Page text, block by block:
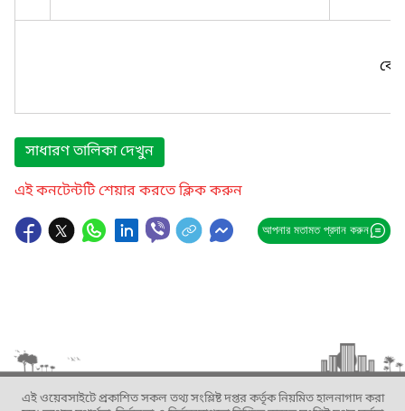
সাধারণ তালিকা দেখুন
এই কনটেন্টটি শেয়ার করতে ক্লিক করুন
আপনার মতামত প্রদান করুন
এই ওয়েবসাইটে প্রকাশিত সকল তথ্য সংশ্লিষ্ট দপ্তর কর্তৃক নিয়মিত হালনাগাদ করা